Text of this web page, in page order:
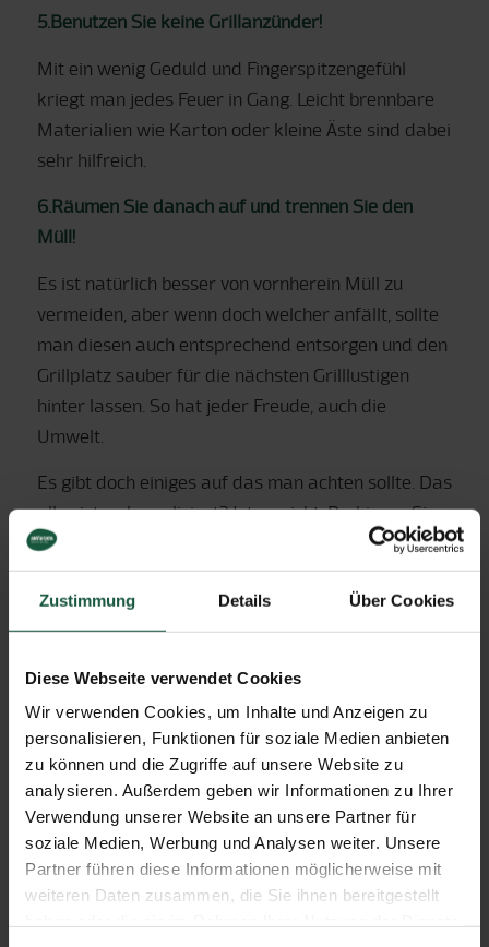
Zustimmung Details Über Cookies
Diese Webseite verwendet Cookies
Wir verwenden Cookies, um Inhalte und Anzeigen zu
personalisieren, Funktionen für soziale Medien anbieten
zu können und die Zugriffe auf unsere Website zu
analysieren. Außerdem geben wir Informationen zu Ihrer
Verwendung unserer Website an unsere Partner für
soziale Medien, Werbung und Analysen weiter. Unsere
Partner führen diese Informationen möglicherweise mit
weiteren Daten zusammen, die Sie ihnen bereitgestellt
5.Benutzen Sie keine Grillanzünder!
Mit ein wenig Geduld und Fingerspitzengefühl
kriegt man jedes Feuer in Gang. Leicht brennbare
Materialien wie Karton oder kleine Äste sind dabei
sehr hilfreich.
6.Räumen Sie danach auf und trennen Sie den
Müll!
Es ist natürlich besser von vornherein Müll zu
vermeiden, aber wenn doch welcher anfällt, sollte
man diesen auch entsprechend entsorgen und den
Grillplatz sauber für die nächsten Grilllustigen
hinter lassen. So hat jeder Freude, auch die
Umwelt.
Es gibt doch einiges auf das man achten sollte. Das
alles ist zu kompliziert? Ist es nicht. Probieren Sie
es einfach mal aus!